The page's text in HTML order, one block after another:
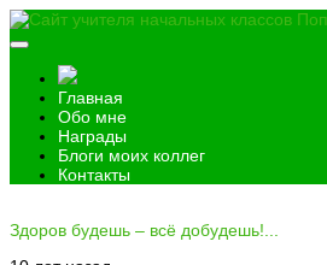
Главная
Обо мне
Награды
Блоги моих коллег
Контакты
Здоров будешь – всё добудешь!...